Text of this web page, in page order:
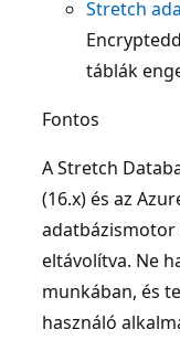
Stretch
táblák
Fontos
A Stretch
(16.x) és az
adatbázismotor
eltávolítva. Ne
munkában, és
használó